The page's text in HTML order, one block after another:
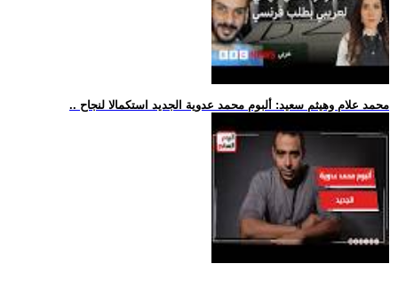
.. محمد علام وهيثم سعيد: ألبوم محمد عدوية الجديد استكمالا لنجاح